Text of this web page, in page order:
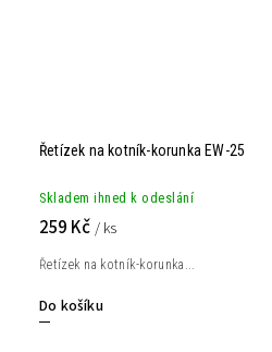
Řetízek na kotník-korunka EW-25
Skladem ihned k odeslání
259 Kč / ks
Do košíku
Řetízek na kotník-korunka...